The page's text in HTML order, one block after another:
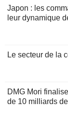
Japon : les
leur dynamique
Le secteur de la
DMG Mori
de 10 milliards